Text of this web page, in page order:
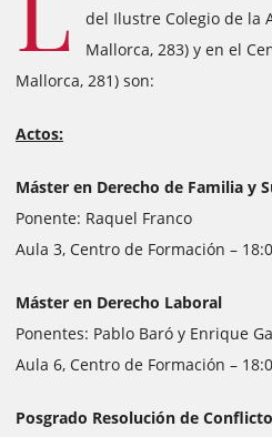
del Ilustre Colegio de la
Mallorca, 283) y en el
Mallorca, 281) son:
Actos:
Máster en Derecho de Familia y
Ponente: Raquel Franco
Aula 3, Centro de Formación –
Máster en Derecho Laboral
Ponentes: Pablo Baró y Enrique
Aula 6, Centro de Formación –
Posgrado Resolución de